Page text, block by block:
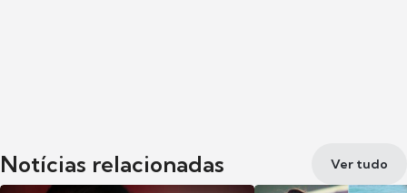
Notícias relacionadas Ver tudo